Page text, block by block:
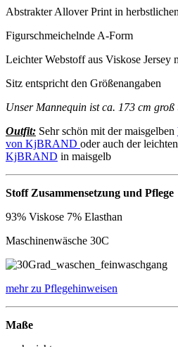
Abstrakter Allover Print in
Figurschmeichelnde A-Form
Leichter Webstoff aus Viskose Jersey
Sitz entspricht den Größenangaben
Unser Mannequin ist ca. 173 cm
Outfit: Sehr schön mit der maisgelben
von KjBRAND oder auch der leichten
KjBRAND in maisgelb
Stoff Zusammensetzung und Pflege
93% Viskose 7% Elasthan
Maschinenwäsche 30C
mehr zu Pflegehinweisen
Maße